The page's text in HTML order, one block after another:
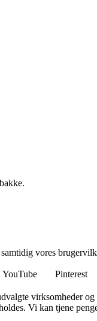
vores
YouTube Pinterest
virksomheder
Vi kan tjene